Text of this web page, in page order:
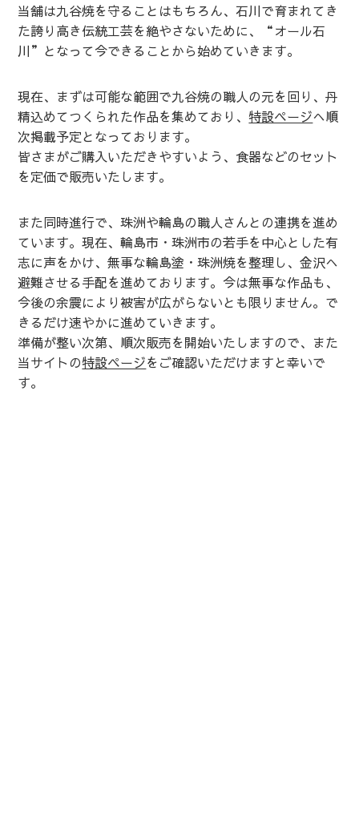
当舗は九谷焼を守ることはもちろん、石川で育まれてき
た誇り高き伝統工芸を絶やさないために、“オール石
川”となって今できることから始めていきます。
現在、まずは可能な範囲で九谷焼の職人の元を回り、丹
精込めてつくられた作品を集めており、特設ページへ順
次掲載予定となっております。
皆さまがご購入いただきやすいよう、食器などのセット
を定価で販売いたします。
また同時進行で、珠洲や輪島の職人さんとの連携を進め
ています。現在、輪島市・珠洲市の若手を中心とした有
志に声をかけ、無事な輪島塗・珠洲焼を整理し、金沢へ
避難させる手配を進めております。今は無事な作品も、
今後の余震により被害が広がらないとも限りません。で
きるだけ速やかに進めていきます。
準備が整い次第、順次販売を開始いたしますので、また
当サイトの特設ページをご確認いただけますと幸いで
す。